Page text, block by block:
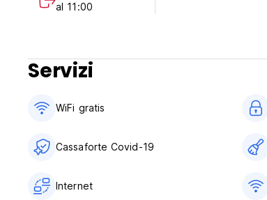
al 11:00
Servizi
WiFi gratis
Cassaforte Covid-19
Internet